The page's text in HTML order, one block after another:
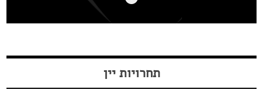
תחרויות יין